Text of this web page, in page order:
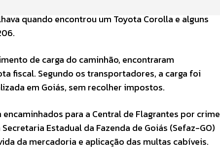
quando encontrou um Toyota Corolla e alguns
de carga do caminhão, encontraram
fiscal. Segundo os transportadores, a carga foi
em Goiás, sem recolher impostos.
para a Central de Flagrantes por crime
Estadual da Fazenda de Goiás (Sefaz-GO)
da mercadoria e aplicação das multas cabíveis.